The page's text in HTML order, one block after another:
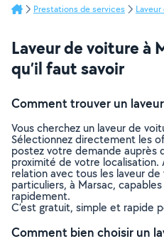
Prestations de services
Laveur de voiture à
qu’il faut savoir
Comment trouver un
Vous cherchez un laveur de
Sélectionnez directement les
postez votre demande auprès
proximité de votre localisation.
relation avec tous les laveur
particuliers, à Marsac,
rapidement.
C’est gratuit, simple et rapide
Comment bien choisir un